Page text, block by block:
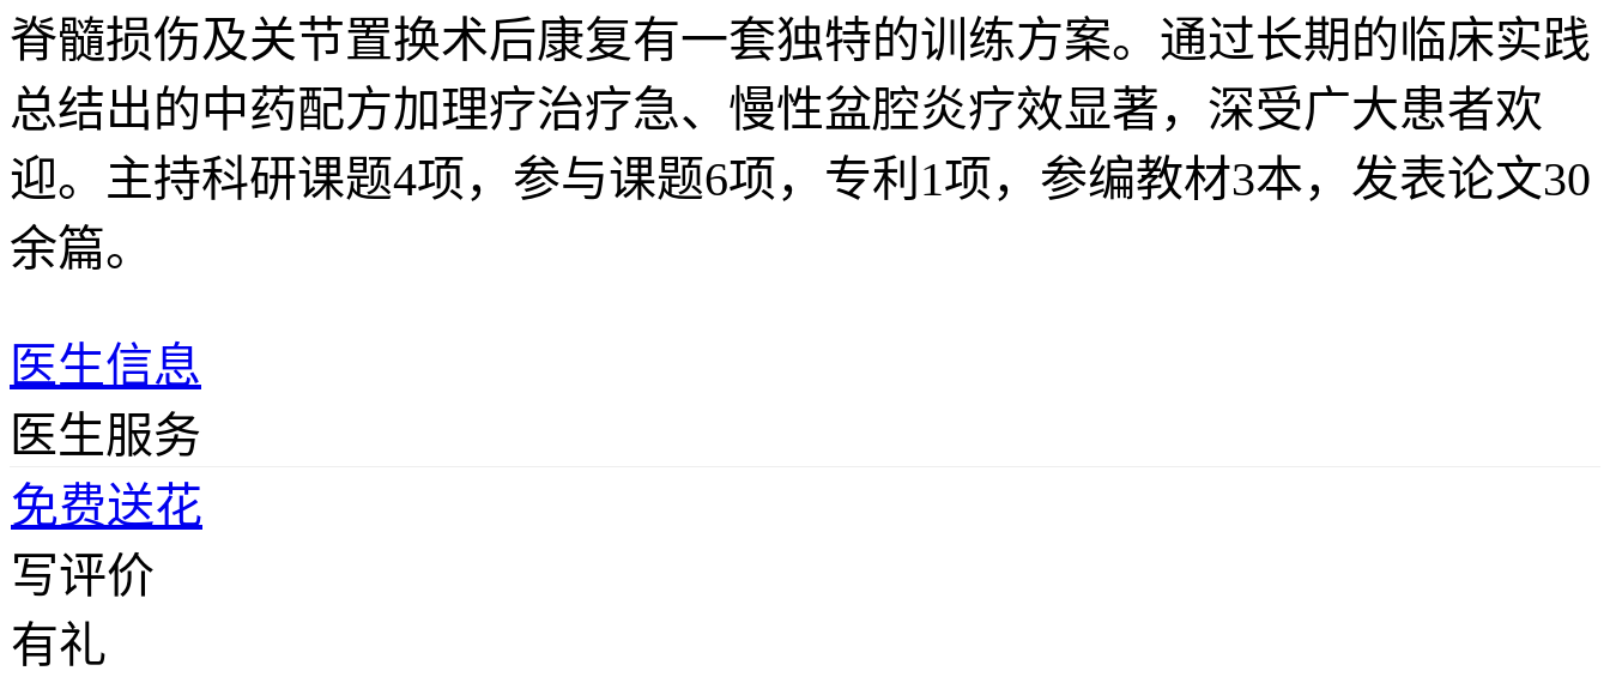
脊髓损伤及关节置换术后康复有一套独特的训练方案。通过长期的临床实践
总结出的中药配方加理疗治疗急、慢性盆腔炎疗效显著，深受广大患者欢
迎。主持科研课题4项，参与课题6项，专利1项，参编教材3本，发表论文30
余篇。
医生信息
医生服务
免费送花
写评价
有礼